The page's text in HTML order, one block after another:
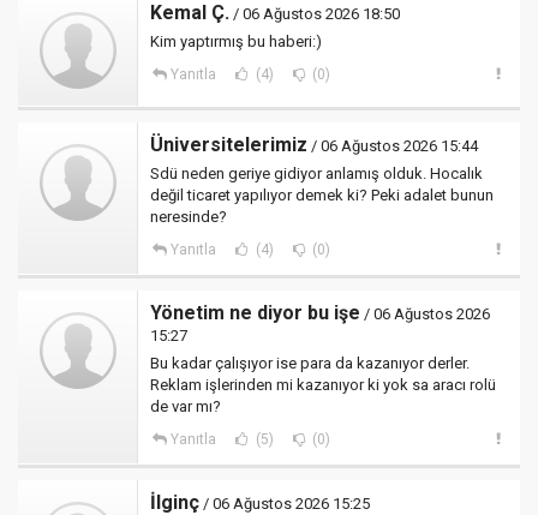
Kemal Ç. / 06 Ağustos 2026 18:50
Kim yaptırmış bu haberi:)
Yanıtla (4) (0)
Üniversitelerimiz / 06 Ağustos 2026 15:44
Sdü neden geriye gidiyor anlamış olduk. Hocalık
değil ticaret yapılıyor demek ki? Peki adalet bunun
neresinde?
Yanıtla (4) (0)
Yönetim ne diyor bu işe / 06 Ağustos 2026
15:27
Bu kadar çalışıyor ise para da kazanıyor derler.
Reklam işlerinden mi kazanıyor ki yok sa aracı rolü
de var mı?
Yanıtla (5) (0)
İlginç / 06 Ağustos 2026 15:25